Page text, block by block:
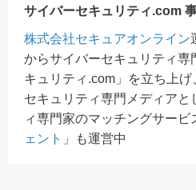
サイバーセキュリティ.com
株式会社セキュアオンライン
からサイバーセキュリティ専
キュリティ.com」を立ち上
セキュリティ専門メディアと
ィ専門家のマッチングサービ
ェント 」も運営中